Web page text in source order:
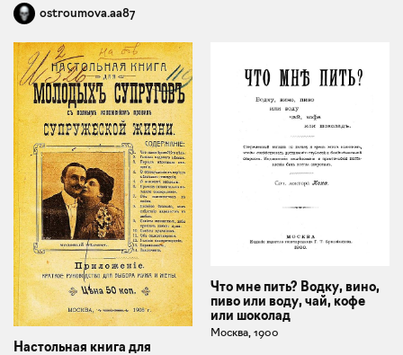
ostroumova.aa87
Настольная книга для
Что мне пить? Водку, вино,
пиво или воду, чай, кофе
или шоколад
Москва, 1900